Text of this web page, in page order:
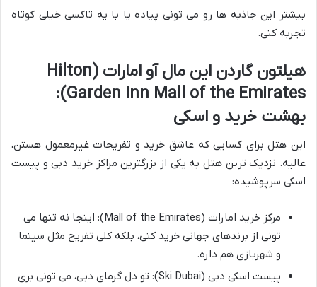
بیشتر این جاذبه ها رو می تونی پیاده یا با یه تاکسی خیلی کوتاه
تجربه کنی.
هیلتون گاردن این مال آو امارات (Hilton
Garden Inn Mall of the Emirates):
بهشت خرید و اسکی
این هتل برای کسایی که عاشق خرید و تفریحات غیرمعمول هستن،
عالیه. نزدیک ترین هتل به یکی از بزرگترین مراکز خرید دبی و پیست
اسکی سرپوشیده:
مرکز خرید امارات (Mall of the Emirates): اینجا نه تنها می
تونی از برندهای جهانی خرید کنی، بلکه کلی تفریح مثل سینما
و شهربازی هم داره.
پیست اسکی دبی (Ski Dubai): تو دل گرمای دبی، می تونی بری